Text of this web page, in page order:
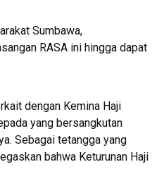
Sumbawa,
RASA ini hingga dapat
dengan Kemina Haji
yang bersangkutan
Sebagai tetangga yang
bahwa Keturunan Haji